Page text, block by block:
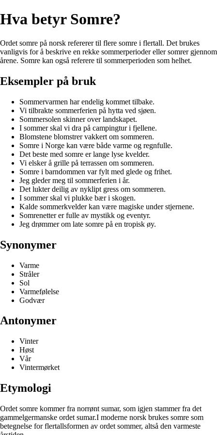
Hva betyr Somre?
Ordet somre på norsk refererer til flere somre i flertall. Det brukes
vanligvis for å beskrive en rekke sommerperioder eller somrer gjennom
årene. Somre kan også referere til sommerperioden som helhet.
Eksempler på bruk
Sommervarmen har endelig kommet tilbake.
Vi tilbrakte sommerferien på hytta ved sjøen.
Sommersolen skinner over landskapet.
I sommer skal vi dra på campingtur i fjellene.
Blomstene blomstrer vakkert om sommeren.
Somre i Norge kan være både varme og regnfulle.
Det beste med somre er lange lyse kvelder.
Vi elsker å grille på terrassen om sommeren.
Somre i barndommen var fylt med glede og frihet.
Jeg gleder meg til sommerferien i år.
Det lukter deilig av nyklipt gress om sommeren.
I sommer skal vi plukke bær i skogen.
Kalde sommerkvelder kan være magiske under stjernene.
Somrenetter er fulle av mystikk og eventyr.
Jeg drømmer om late somre på en tropisk øy.
Synonymer
Varme
Stråler
Sol
Varmefølelse
Godvær
Antonymer
Vinter
Høst
Vår
Vintermørket
Etymologi
Ordet somre kommer fra norrønt sumar, som igjen stammer fra det
gammelgermanske ordet sumar.I moderne norsk brukes somre som
betegnelse for flertallsformen av ordet sommer, altså den varmeste